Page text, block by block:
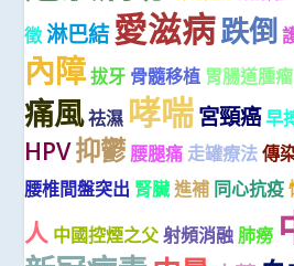
徵淋巴結愛滋病跌倒
內障 拔牙 骨髓移植 胃腸道腫瘤
痛風祛濕 哮喘宮頸癌早
HPV抑鬱腰腿痛 走罐療法 傳
腰椎間盤突出 腎臟進補 同心抗疫
人 中國控煙之父 射頻消融 肺癆